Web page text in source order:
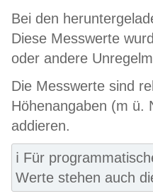
Bei den
Diese Messwerte
oder andere
Die Messwerte sind
Höhenangaben (m ü.
addieren.
ℹ️ Für
Werte stehen auch